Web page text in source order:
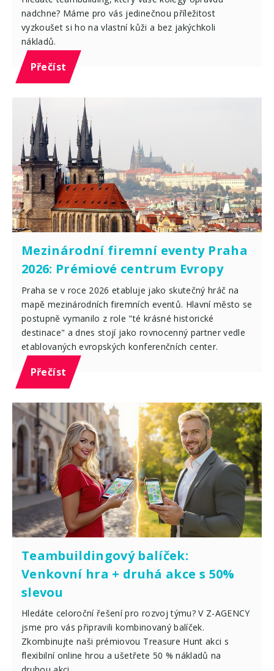
nadchne? Máme pro vás jedinečnou příležitost
vyzkoušet si ho na vlastní kůži a bez jakýchkoli
nákladů.
Přečíst
Mezinárodní firemní eventy Praha
2026: Prémiové centrum Evropy
Praha se v roce 2026 etabluje jako skutečný hráč na
mapě mezinárodních firemních eventů. Hlavní město se
postupně vymanilo z role "té krásné historické
destinace" a dnes stojí jako rovnocenný partner vedle
etablovaných evropských konferenčních center.
Přečíst
Teambuildingový balíček:
Venkovní hra + druhá akce s 50%
slevou
Hledáte celoroční řešení pro rozvoj týmu? V Z-AGENCY
jsme pro vás připravili kombinovaný balíček.
Zkombinujte naši prémiovou Treasure Hunt akci s
flexibilní online hrou a ušetřete 50 % nákladů na